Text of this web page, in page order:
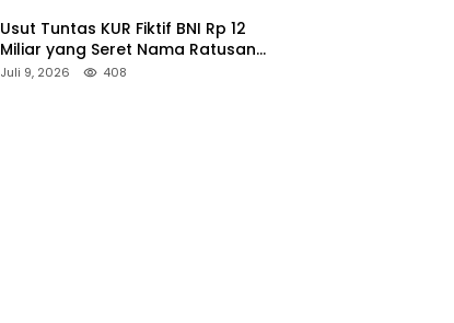
Usut Tuntas KUR Fiktif BNI Rp 12
Miliar yang Seret Nama Ratusan
Petani Jember
Juli 9, 2026 408